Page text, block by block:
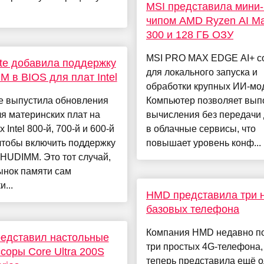
добавила поддержку
в BIOS для плат Intel
выпустила обновления
материнских плат на
Intel 800-й, 700-й и 600-й
включить поддержку
Это тот случай,
памяти сам
настольные
Core Ultra 200S
MSI представила
чипом AMD Ryzen AI
300 и 128 ГБ ОЗУ
MSI PRO MAX EDGE AI+
для локального запуска и
обработки крупных ИИ-
Компьютер позволяет
вычисления без
в облачные сервисы, что
повышает уровень конф...
HMD представила три
базовых телефона
Компания HMD недавно
три простых 4G-
теперь представила ещё